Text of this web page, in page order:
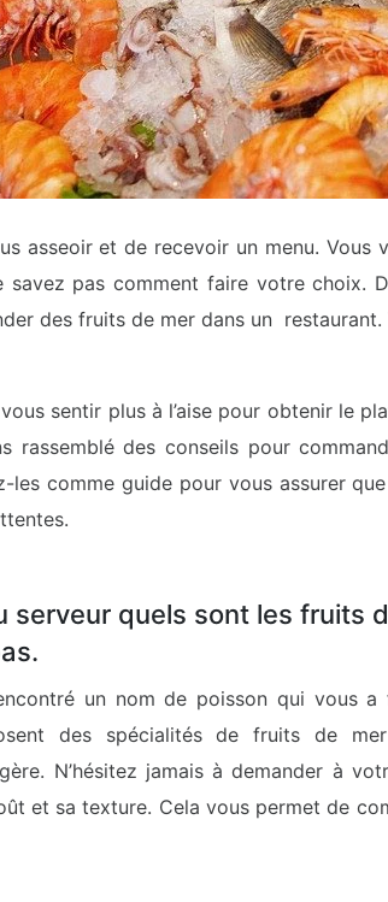
asseoir et de recevoir un menu. Vous
savez pas comment faire votre choix.
des fruits de mer dans un
sentir plus à l’aise pour obtenir le
rassemblé des conseils pour
les comme guide pour vous assurer
serveur quels sont les fruits
un nom de poisson qui vous
des spécialités de fruits de
N’hésitez jamais à demander à
et sa texture. Cela vous permet de